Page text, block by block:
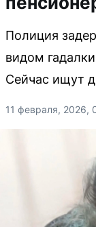
Полиция
видом
Сейчас ищут
11 февраля, 2026,